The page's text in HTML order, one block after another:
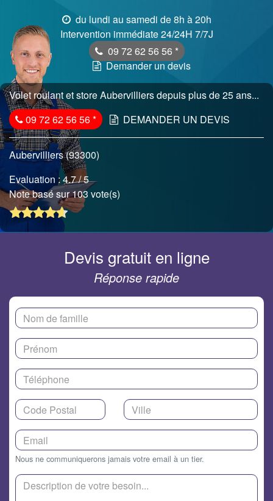
du lundi au samedi de 8h à 20h
Intervention immédiate 24/24H 7/7J
09 72 62 56 56 *
Demander un devis
Volet roulant et store Aubervilliers depuis plus de 25 ans...
09 72 62 56 56* DEMANDER UN DEVIS
Aubervilliers (93300)
Evaluation :4.7/ 5
Note basé sur 103 vote(s)
Devis gratuit en ligne
Réponse rapide
Nous ne communiquerons jamais votre email à un tier.